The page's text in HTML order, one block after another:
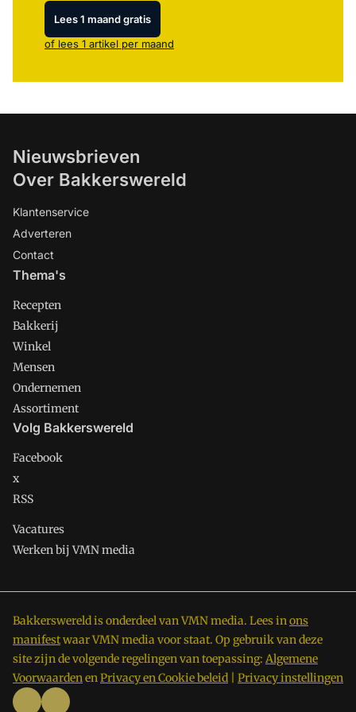
Lees 1 maand gratis
of lees 1 artikel per maand
Nieuwsbrieven
Over Bakkerswereld
Klantenservice
Adverteren
Contact
Thema's
Recepten
Bakkerij
Winkel
Mensen
Ondernemen
Assortiment
Volg Bakkerswereld
Facebook
x
RSS
Vacatures
Werken bij VMN media
Bakkerswereld is onderdeel van VMN media. Lees inons
manifestwaar VMN media voor staat. Op gebruik van deze
site zijn de volgende regelingen van toepassing: Algemene
VoorwaardenenPrivacy en Cookie beleid Privacy instellingen